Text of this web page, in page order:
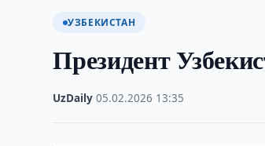
УЗБЕКИСТАН
Президент
UzDaily ·05.02.2026 13:35